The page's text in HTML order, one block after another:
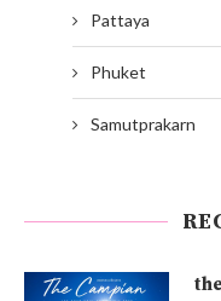
Pattaya
Phuket
Samutprakarn